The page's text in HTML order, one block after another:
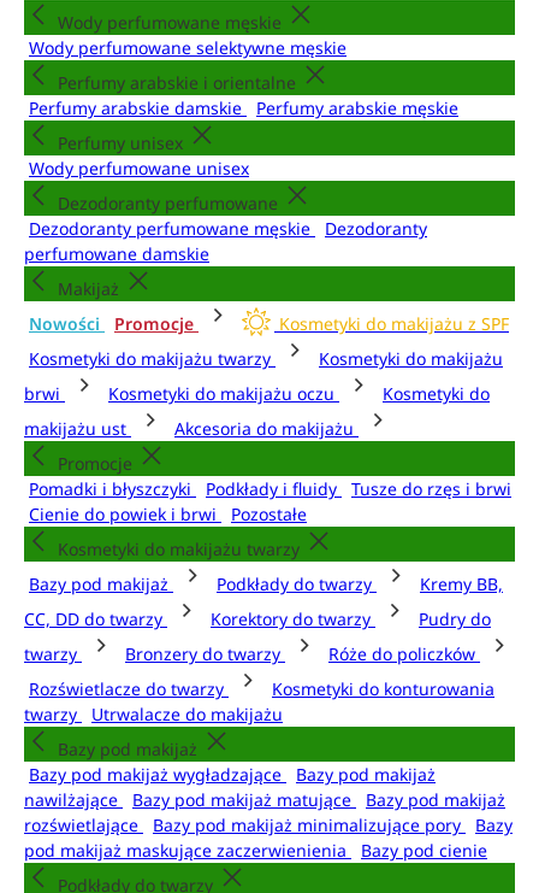
Wody perfumowane męskie
Wody perfumowane selektywne męskie
Perfumy arabskie i orientalne
Perfumy arabskie damskie
Perfumy arabskie męskie
Perfumy unisex
Wody perfumowane unisex
Dezodoranty perfumowane
Dezodoranty perfumowane męskie
Dezodoranty
perfumowane damskie
Makijaż
Nowości
Promocje
Kosmetyki do makijażu z SPF
Kosmetyki do makijażu twarzy
Kosmetyki do makijażu
brwi
Kosmetyki do makijażu oczu
Kosmetyki do
makijażu ust
Akcesoria do makijażu
Promocje
Pomadki i błyszczyki
Podkłady i fluidy
Tusze do rzęs i brwi
Cienie do powiek i brwi
Pozostałe
Kosmetyki do makijażu twarzy
Bazy pod makijaż
Podkłady do twarzy
Kremy BB,
CC, DD do twarzy
Korektory do twarzy
Pudry do
twarzy
Bronzery do twarzy
Róże do policzków
Rozświetlacze do twarzy
Kosmetyki do konturowania
twarzy
Utrwalacze do makijażu
Bazy pod makijaż
Bazy pod makijaż wygładzające
Bazy pod makijaż
nawilżające
Bazy pod makijaż matujące
Bazy pod makijaż
rozświetlające
Bazy pod makijaż minimalizujące pory
Bazy
pod makijaż maskujące zaczerwienienia
Bazy pod cienie
Podkłady do twarzy